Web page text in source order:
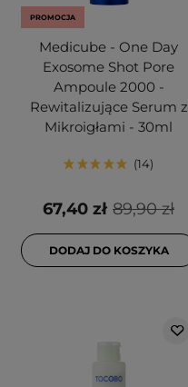
PROMOCJA
Medicube - One Day
Exosome Shot Pore
Ampoule 2000 -
Rewitalizujące Serum z
Mikroigłami - 30ml
14
89,90 zł
67,40 zł
DODAJ DO KOSZYKA